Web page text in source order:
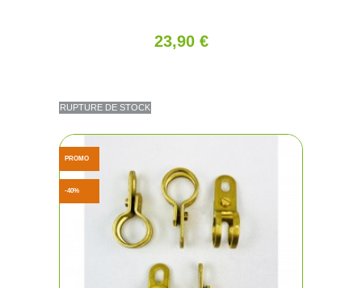
23,90 €
RUPTURE DE STOCK
PROMO
-40%